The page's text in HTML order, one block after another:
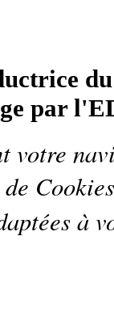
par
votre
Cookies
à